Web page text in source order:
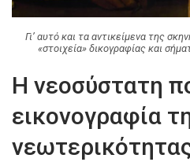
Γι’ αυτό και τα αντικείμενα της
«στοιχεία» δικογραφίας και
Η νεοσύστατη
εικονογραφία